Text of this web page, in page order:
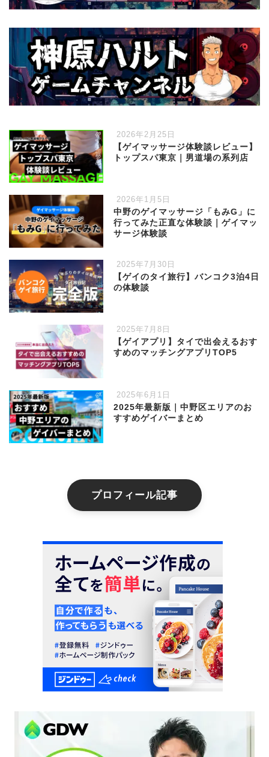
2026年2月25日
【ゲイマッサージ体験談レビュー】
トップスパ東京｜男道場の系列店
2026年1月5日
中野のゲイマッサージ「もみG」に
行ってみた正直な体験談｜ゲイマッ
サージ体験談
2025年7月30日
【ゲイのタイ旅行】バンコク3泊4日
の体験談
2025年7月8日
【ゲイアプリ】タイで出会えるおす
すめのマッチングアプリTOP5
2025年6月1日
2025年最新版｜中野区エリアのお
すすめゲイバーまとめ
プロフィール記事